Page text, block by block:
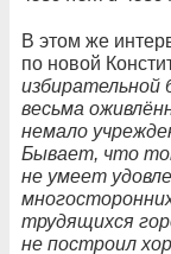
В этом же
по новой
избирательной
весьма
немало
Бывает, что
не умеет
трудящихся
не построил